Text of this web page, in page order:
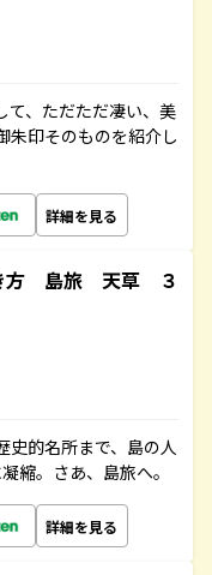
て、ただただ凄い、美
朱印そのものを紹介し
詳細を見る
方 島旅 天草 ３
史的名所まで、島の人
縮。さあ、島旅へ。
詳細を見る